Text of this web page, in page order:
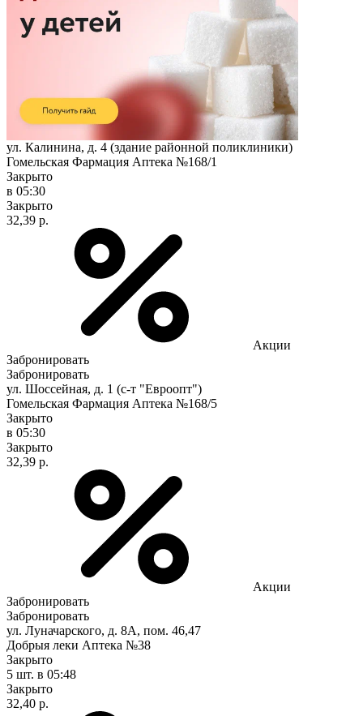
ул. Калинина, д. 4 (здание районной поликлиники)
Гомельская Фармация Аптека №168/1
Закрыто
в 05:30
Закрыто
32,39 р.
Акции
Забронировать
Забронировать
ул. Шоссейная, д. 1 (с-т "Евроопт")
Гомельская Фармация Аптека №168/5
Закрыто
в 05:30
Закрыто
32,39 р.
Акции
Забронировать
Забронировать
ул. Луначарского, д. 8А, пом. 46,47
Добрыя леки Аптека №38
Закрыто
5 шт. в 05:48
Закрыто
32,40 р.